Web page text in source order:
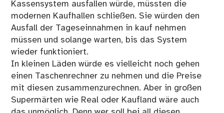
Kassensystem ausfallen würde, müssten die
modernen Kaufhallen schließen. Sie würden den
Ausfall der Tageseinnahmen in kauf nehmen
müssen und solange warten, bis das System
wieder funktioniert.
In kleinen Läden würde es vielleicht noch gehen
einen Taschenrechner zu nehmen und die Preise
mit diesen zusammenzurechnen. Aber in großen
Supermärten wie Real oder Kaufland wäre auch